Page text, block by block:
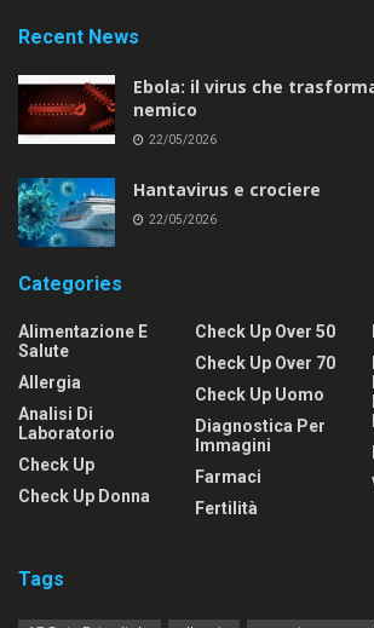
Recent News
Ebola: il virus che
nemico
22/05/2026
Hantavirus e crociere
22/05/2026
Categories
Alimentazione E
Salute
Allergia
Analisi Di
Laboratorio
Check Up
Check Up Donna
Check Up Over 50
Check Up Over 70
Check Up Uomo
Diagnostica Per
Immagini
Farmaci
Fertilità
Tags